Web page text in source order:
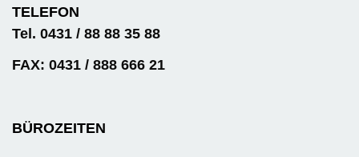
TELEFON
Tel. 0431 / 88 88 35 88
FAX: 0431 / 888 666 21
BÜROZEITEN